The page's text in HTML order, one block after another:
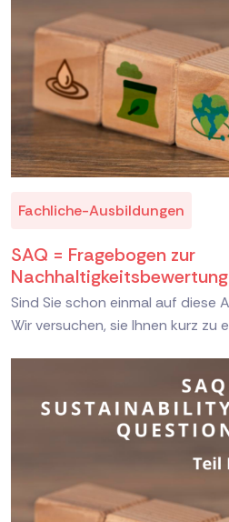
Fachliche-Ausbildungen
SAQ = Fragebogen zur
Nachhaltigkeitsbewertung
Sind Sie schon einmal auf diese
Wir versuchen, sie Ihnen kurz zu